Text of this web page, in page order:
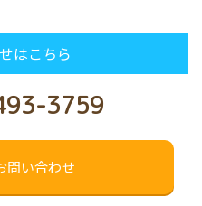
はこちら
3759
問い合わせ